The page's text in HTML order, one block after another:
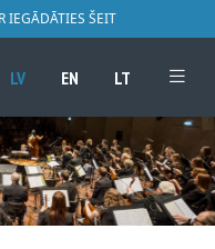
IEGĀDĀTIES ŠEIT
LV EN LT